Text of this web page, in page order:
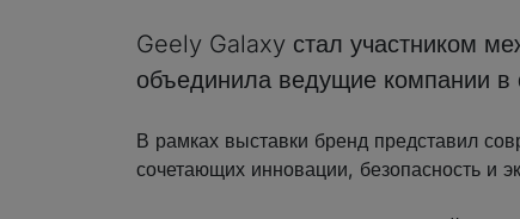
Geely Galaxy стал участником
объединила ведущие компании в
В рамках выставки бренд представил
сочетающих инновации, безопасность и